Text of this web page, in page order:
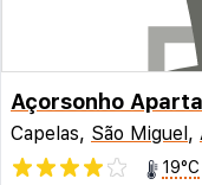
Capelas, São Miguel ,
19°C